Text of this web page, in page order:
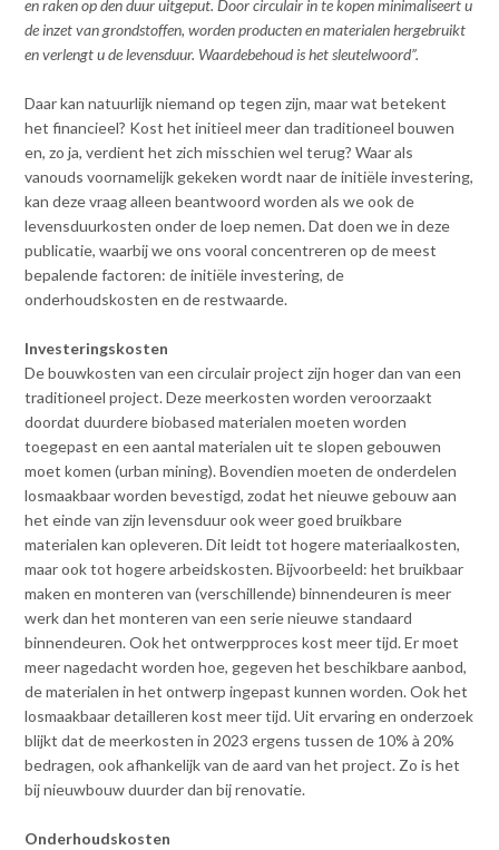
en raken op den duur uitgeput. Door circulair in te kopen minimaliseert u
de inzet van grondstoffen, worden producten en materialen hergebruikt
en verlengt u de levensduur. Waardebehoud is het sleutelwoord”.
Daar kan natuurlijk niemand op tegen zijn, maar wat betekent
het financieel? Kost het initieel meer dan traditioneel bouwen
en, zo ja, verdient het zich misschien wel terug? Waar als
vanouds voornamelijk gekeken wordt naar de initiële investering,
kan deze vraag alleen beantwoord worden als we ook de
levensduurkosten onder de loep nemen. Dat doen we in deze
publicatie, waarbij we ons vooral concentreren op de meest
bepalende factoren: de initiële investering, de
onderhoudskosten en de restwaarde.
Investeringskosten
De bouwkosten van een circulair project zijn hoger dan van een
traditioneel project. Deze meerkosten worden veroorzaakt
doordat duurdere biobased materialen moeten worden
toegepast en een aantal materialen uit te slopen gebouwen
moet komen (urban mining). Bovendien moeten de onderdelen
losmaakbaar worden bevestigd, zodat het nieuwe gebouw aan
het einde van zijn levensduur ook weer goed bruikbare
materialen kan opleveren. Dit leidt tot hogere materiaalkosten,
maar ook tot hogere arbeidskosten. Bijvoorbeeld: het bruikbaar
maken en monteren van (verschillende) binnendeuren is meer
werk dan het monteren van een serie nieuwe standaard
binnendeuren. Ook het ontwerpproces kost meer tijd. Er moet
meer nagedacht worden hoe, gegeven het beschikbare aanbod,
de materialen in het ontwerp ingepast kunnen worden. Ook het
losmaakbaar detailleren kost meer tijd. Uit ervaring en onderzoek
blijkt dat de meerkosten in 2023 ergens tussen de 10% à 20%
bedragen, ook afhankelijk van de aard van het project. Zo is het
bij nieuwbouw duurder dan bij renovatie.
Onderhoudskosten